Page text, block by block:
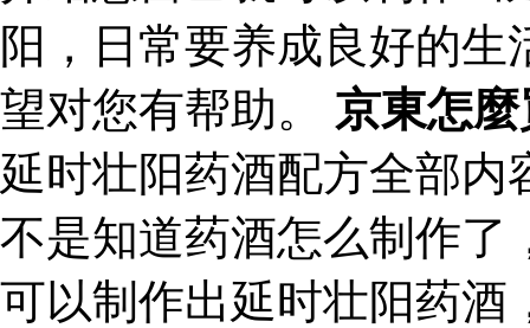
阳，日常要养成良好的
望对您有帮助。 京東怎
延时壮阳药酒配方全部内
不是知道药酒怎么制作了
可以制作出延时壮阳药酒